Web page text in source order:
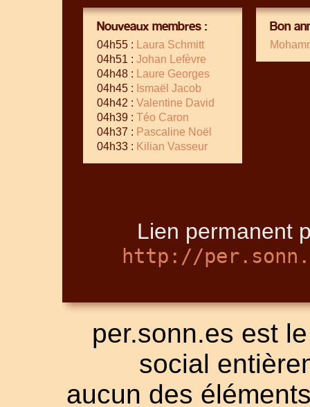
Nouveaux membres :
04h55 :
Laura Schmitt
04h51 : Johan Lefèvre
04h48 :
Laure Georges
04h45 : Ismaël Jacob
04h42 : Valentine David
04h39 : Téo Caron
04h37 : Pascaline Noël
04h33 : Kilian Vasseur
Bon
Lien permanent
http://
per.sonn.es est
social
aucun des